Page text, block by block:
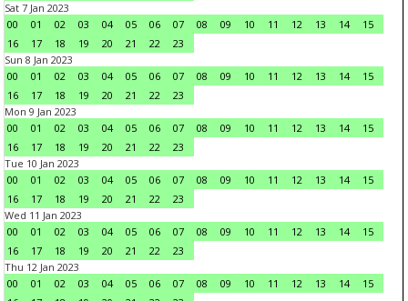
Sat 7 Jan 2023
00
01 02 03 04 05 06 07 08 09 10 11 12 13 14
15
16
17 18 19 20 21 22
23
Sun 8 Jan 2023
00
01 02 03 04 05 06 07 08 09 10 11 12 13 14
15
16
17 18 19 20 21 22
23
Mon 9 Jan 2023
00
01 02 03 04 05 06 07 08 09 10 11 12 13 14
15
16
17 18 19 20 21 22
23
Tue 10 Jan 2023
00
01 02 03 04 05 06 07 08 09 10 11 12 13 14
15
16
17 18 19 20 21 22
23
Wed 11 Jan 2023
00
01 02 03 04 05 06 07 08 09 10 11 12 13 14
15
16
17 18 19 20 21 22
23
Thu 12 Jan 2023
00
01 02 03 04 05 06 07 08 09 10 11 12 13 14
15